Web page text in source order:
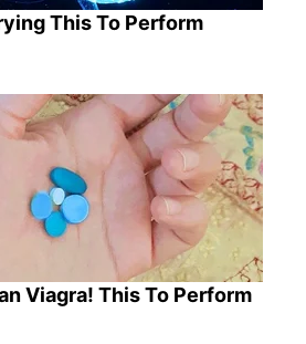
This To Perform
Viagra! This To Perform